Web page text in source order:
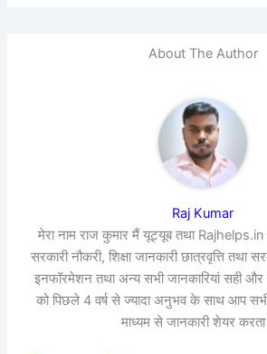
About The Author
Raj Kumar
मेरा नाम राज कुमार मैं यूट्यूब तथा Rajhelps.in
सरकारी नौकरी, शिक्षा जानकारी छात्रवृत्ति तथा
इनफॉरमेशन तथा अन्य सभी जानकारियां सही
को पिछले 4 वर्ष से ज्यादा अनुभव के साथ आप
माध्यम से जानकारी शेयर